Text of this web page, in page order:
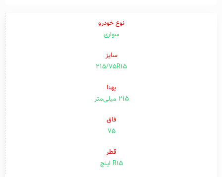
نوع خودرو
سواری
سایز
215/75R15
پهنا
۲۱۵ میلی‌متر
فاق
۷۵
قطر
R15 اینچ